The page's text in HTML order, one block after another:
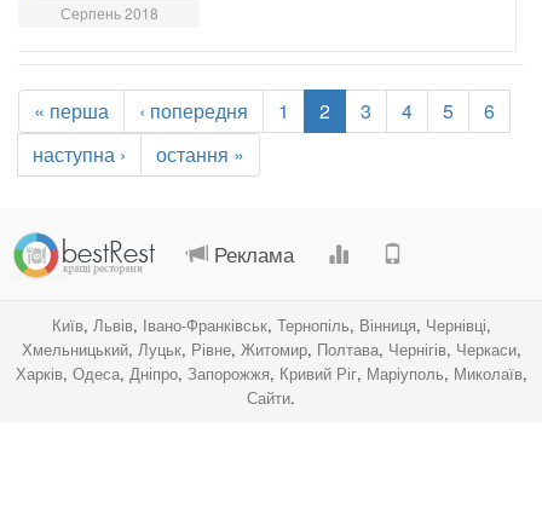
Серпень 2018
« перша ‹ попередня 1 2 3 4 5
6
наступна ›
остання »
Реклама
Київ, Львів, Івано-Франківськ, Тернопіль, Вінниця, Чернівці,
Хмельницький, Луцьк, Рівне, Житомир, Полтава, Чернігів, Черкаси,
Харків, Одеса, Дніпро, Запорожжя, Кривий Ріг, Маріуполь, Миколаїв,
Сайти.